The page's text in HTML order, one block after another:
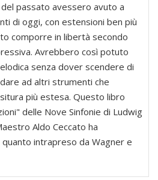
passato avessero avuto a
di oggi, con estensioni ben più
comporre in libertà secondo
Avrebbero così potuto
senza dover scendere di
ad altri strumenti che
più estesa. Questo libro
delle Nove Sinfonie di Ludwig
Aldo Ceccato ha
intrapreso da Wagner e